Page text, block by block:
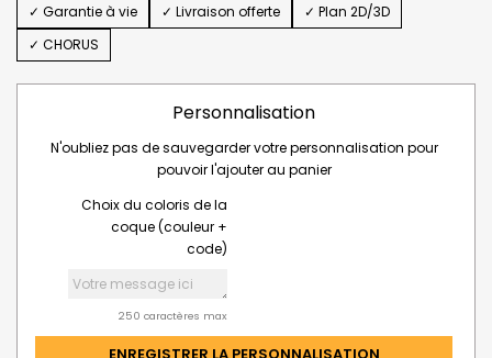
✓ Garantie à vie ✓ Livraison offerte
✓ Plan 2D/3D
✓ CHORUS
Personnalisation
N'oubliez pas de sauvegarder votre personnalisation pour
pouvoir l'ajouter au panier
Choix du coloris de la
coque (couleur +
code)
250 caractères max